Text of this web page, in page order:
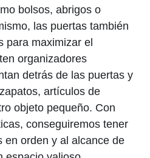
bolsos, ⁢abrigos ⁣o
las puertas también
para‍ maximizar el
organizadores
detrás de las puertas y
artículos ‌de
objeto⁣ pequeño. Con
conseguiremos tener
en orden y al ⁣alcance de